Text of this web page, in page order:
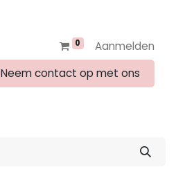
0
Aanmelden
Neem contact op met ons